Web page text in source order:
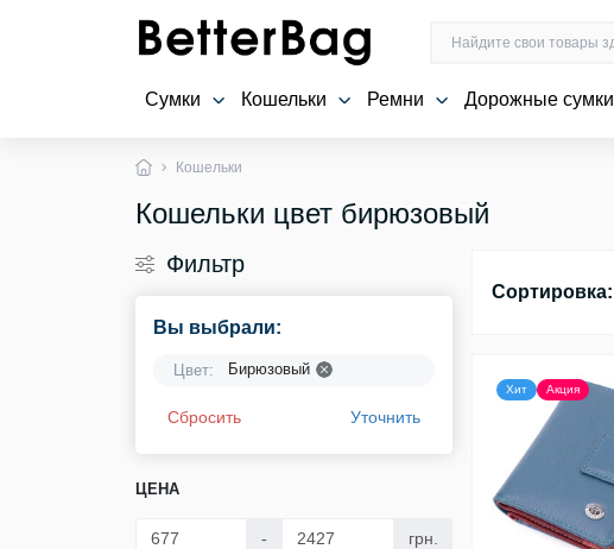
Сумки Кошельки Ремни Дорожные сумки
Кошельки
Кошельки цвет бирюзовый
Фильтр
Вы выбрали:
Цвет: Бирюзовый
Сбросить Уточнить
ЦЕНА
- грн.
Сортировка:
Хит Акция